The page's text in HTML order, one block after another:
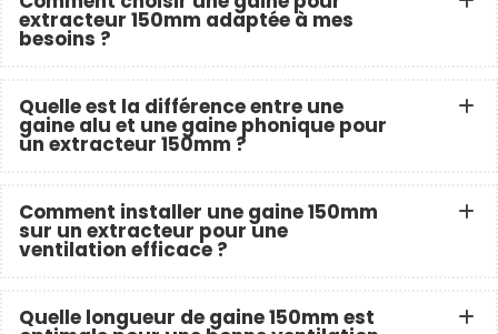
extracteur 150mm adaptée à mes
besoins ?
Quelle est la différence entre une
gaine alu et une gaine phonique pour
un extracteur 150mm ?
Comment installer une gaine 150mm
sur un extracteur pour une
ventilation efficace ?
Quelle longueur de gaine 150mm est